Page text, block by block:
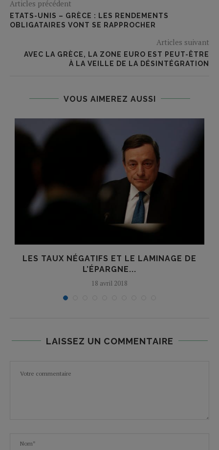
Articles précédent
ETATS-UNIS – GRÈCE : LES RENDEMENTS
OBLIGATAIRES VONT SE RAPPROCHER
Articles suivant
AVEC LA GRÈCE, LA ZONE EURO EST PEUT-ÊTRE
À LA VEILLE DE LA DÉSINTÉGRATION
VOUS AIMEREZ AUSSI
LES TAUX NÉGATIFS ET LE LAMINAGE DE
L’ÉPARGNE...
18 avril 2018
LAISSEZ UN COMMENTAIRE